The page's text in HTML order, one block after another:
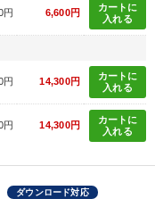
たい
くり
円 6,600円
カートに
入れる
円 14,300円
カートに
入れる
円 14,300円
カートに
入れる
ダウンロード対応